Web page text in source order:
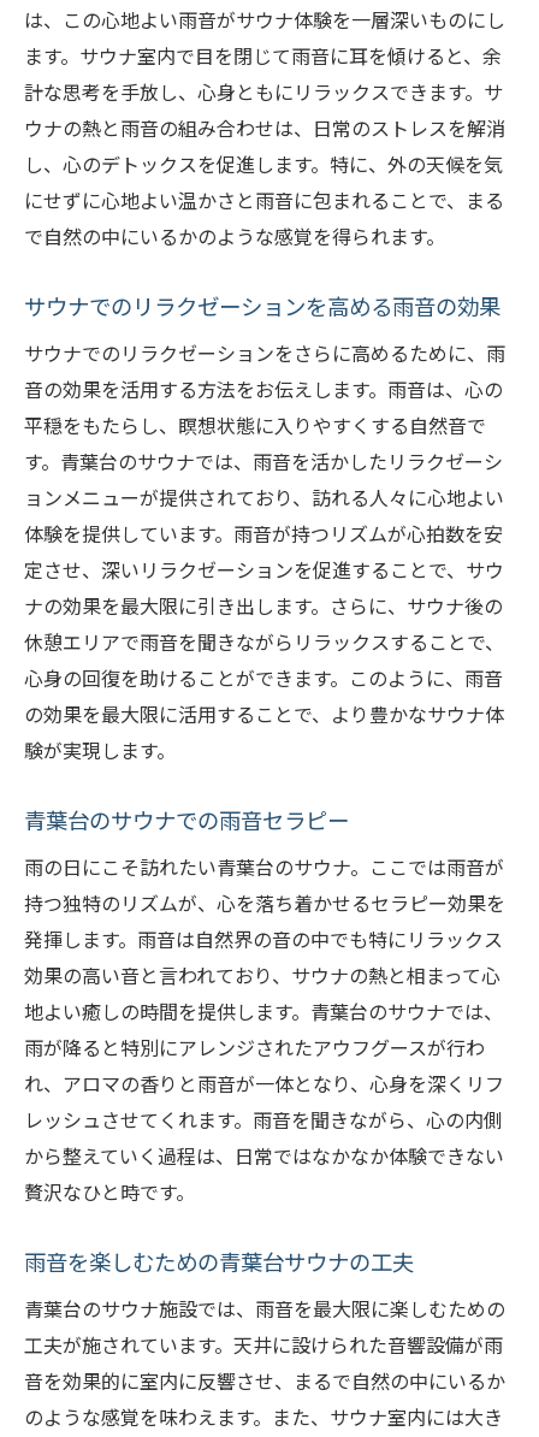
は、この心地よい雨音がサウナ体験を一層深いものにし
ます。サウナ室内で目を閉じて雨音に耳を傾けると、余
計な思考を手放し、心身ともにリラックスできます。サ
ウナの熱と雨音の組み合わせは、日常のストレスを解消
し、心のデトックスを促進します。特に、外の天候を気
にせずに心地よい温かさと雨音に包まれることで、まる
で自然の中にいるかのような感覚を得られます。
サウナでのリラクゼーションを高める雨音の効果
サウナでのリラクゼーションをさらに高めるために、雨
音の効果を活用する方法をお伝えします。雨音は、心の
平穏をもたらし、瞑想状態に入りやすくする自然音で
す。青葉台のサウナでは、雨音を活かしたリラクゼーシ
ョンメニューが提供されており、訪れる人々に心地よい
体験を提供しています。雨音が持つリズムが心拍数を安
定させ、深いリラクゼーションを促進することで、サウ
ナの効果を最大限に引き出します。さらに、サウナ後の
休憩エリアで雨音を聞きながらリラックスすることで、
心身の回復を助けることができます。このように、雨音
の効果を最大限に活用することで、より豊かなサウナ体
験が実現します。
青葉台のサウナでの雨音セラピー
雨の日にこそ訪れたい青葉台のサウナ。ここでは雨音が
持つ独特のリズムが、心を落ち着かせるセラピー効果を
発揮します。雨音は自然界の音の中でも特にリラックス
効果の高い音と言われており、サウナの熱と相まって心
地よい癒しの時間を提供します。青葉台のサウナでは、
雨が降ると特別にアレンジされたアウフグースが行わ
れ、アロマの香りと雨音が一体となり、心身を深くリフ
レッシュさせてくれます。雨音を聞きながら、心の内側
から整えていく過程は、日常ではなかなか体験できない
贅沢なひと時です。
雨音を楽しむための青葉台サウナの工夫
青葉台のサウナ施設では、雨音を最大限に楽しむための
工夫が施されています。天井に設けられた音響設備が雨
音を効果的に室内に反響させ、まるで自然の中にいるか
のような感覚を味わえます。また、サウナ室内には大き